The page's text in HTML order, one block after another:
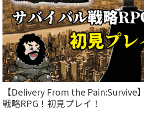
【Delivery From the Pain:Survive
戦略RPG！初見プレイ！